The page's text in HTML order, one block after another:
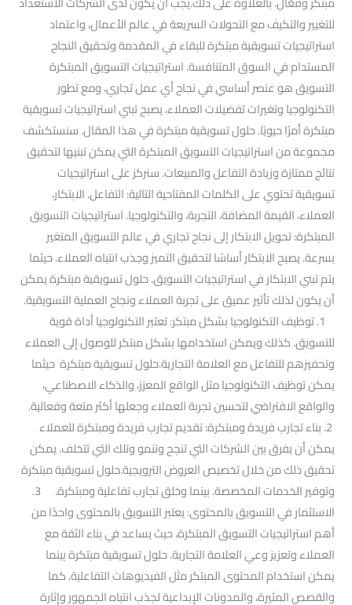
للتغيير والتكيف مع التحولات السريعة في عالم الأعمال، واعتماد
استراتيجيات تسويقية مبتكرة للبقاء في المقدمة وتحقيق النجاح
المستدام في السوق المتنافسة. استراتيجيات التسويق المبتكرة
التسويق هو عنصر أساسي في نجاح أي عمل تجاري، ومع تطور
التكنولوجيا وتغيرات تفضيلات العملاء، يصبح تبني استراتيجيات تسويقية
مبتكرة أمرًا حيويًا. حلول تسويقية مبتكرة في هذا المقال. سنستكشف
مجموعة من استراتيجيات التسويق المبتكرة التي يمكن تبنيها لتحقيق
نتائج ممتازة وزيادة التفاعل والمبيعات. سنركز على استراتيجيات
تسويقية تحتوي على الكلمات المفتاحية التالية: التفاعل. الابتكار،
العملاء، القيمة المضافة، التجربة، والتكنولوجيا. استراتيجيات التسويق
المبتكرة: تحويل الابتكار إلى نجاح تجاري في عالم التسويق المتغير
بسرعة. يصبح الابتكار أساسًا لتحقيق التميز وجذب انتباه العملاء. حيثما
يتم تبني الابتكار في استراتيجيات التسويق. حلول تسويقية مبتكرة يمكن
أن يكون لذلك تأثير عميق على تجربة العملاء ونجاح العملية التسويقية.
1. توظيف التكنولوجيا بشكل مبتكر: تعتبر التكنولوجيا أداة قوية
للتسويق. كذلك ويمكن استخدامها بشكل مبتكر للوصول إلى العملاء
وتحفيزهم للتفاعل مع العلامة التجارية.حلول تسويقية مبتكرة حيثما
يمكن توظيف التكنولوجيا مثل الواقع المعزز، والذكاء الاصطناعي،
والواقع الافتراضي لتحسين تجربة العملاء وجعلها أكثر متعة وفعالية.
2. بناء تجارب فريدة ومبتكرة: تقديم تجارب فريدة ومبتكرة للعملاء
يمكن أن يفرق بين الشركات التي تنجح وتنمو وتلك التي تتخلف. يمكن
تحقيق ذلك من خلال تخصيص العروض الترويجية.حلول تسويقية مبتكرة
وتوفير الخدمات المخصصة. بينما وخلق تجارب تفاعلية ومبتكرة. 3.
الاستثمار في التسويق بالمحتوى: يعتبر التسويق بالمحتوى واحدًا من
أهم استراتيجيات التسويق المبتكرة، حيث يساعد في بناء الثقة مع
العملاء وتعزيز وعي العلامة التجارية. حلول تسويقية مبتكرة بينما
يمكن استخدام المحتوى المبتكر مثل الفيديوهات التفاعلية. كما
والقصص المثيرة، والمدونات الإبداعية لجذب انتباه الجمهور وإثارة